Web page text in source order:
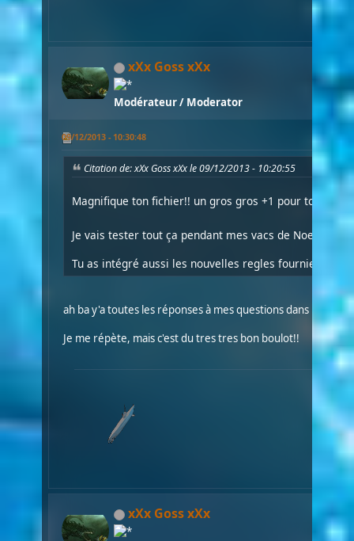
xXx Goss xXx
Modérateur / Moderator
09/12/2013 - 10:30:48
Citation de: xXx Goss xXx le 09/12/2013 - 10:20:55
Magnifique ton fichier!! un gros gros +1 pour toi! Merci
Je vais tester tout ça pendant mes vacs de Noel!
Tu as intégré aussi les nouvelles regles fournies dans
ah ba y'a toutes les réponses à mes questions dans le
Je me répète, mais c'est du tres tres bon boulot!!
xXx Goss xXx